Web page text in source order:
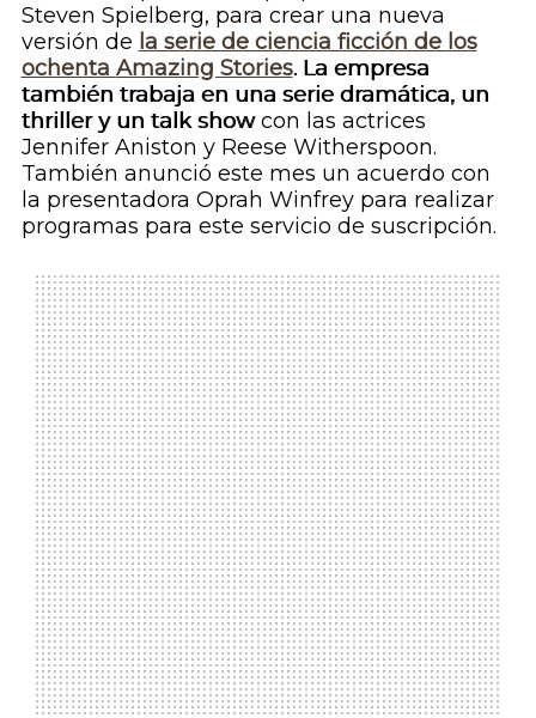
Steven Spielberg, para crear una nueva
versión de la serie de ciencia ficción de los
ochenta Amazing Stories. La empresa
también trabaja en una serie dramática, un
thrillery un talk showcon las actrices
Jennifer Aniston y Reese Witherspoon.
También anunció este mes un acuerdo con
la presentadora Oprah Winfrey para realizar
programas para este servicio de suscripción.